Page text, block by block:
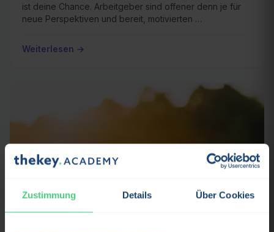
Zustimmung Details Über Cookies
ist deine Chance. Arbeitgeber sind offener denn je für
neue Perspektiven und bereit, motivierten …
Weiterlesen →